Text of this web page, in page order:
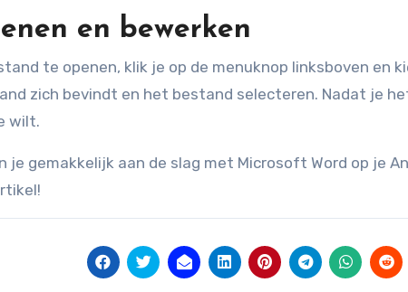
en bewerken
te openen, klik je op de menuknop linksboven en
zich bevindt en het bestand selecteren. Nadat je
wilt.
je gemakkelijk aan de slag met Microsoft Word op je